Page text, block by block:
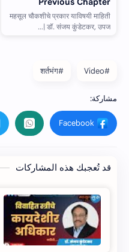
#Video
#शर्तभंग
قد تُعجبك هذه المشاركات